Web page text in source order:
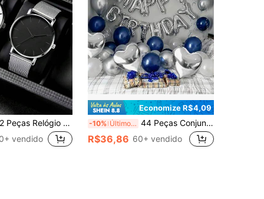
de Quartzo de Negócios de Moda Masculina, Design Minimalista Casual, Adequado para Uso Diário, Presente de Aniversário, Festa, Reunião de Feriado, Escolha Ideal para Você ou Amigos. Sem Caixa de Embalagem Incluída.
vendido
Economize R$4,09
-10% Últimos 2 dias 44 Peças Conjunto de Balões para Aniversário com Prata, Balão de Letra Prateada Foil de 16 Polegadas com Coração, Látex Azul Marinho e Prata para Decoração de Festa de Aniversário
R$36,86 60+ vendido